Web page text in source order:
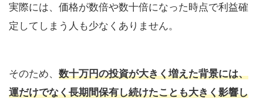
実際には、価格が数倍や数十倍になった時点で利益確
定してしまう人も少なくありません。
そのため、 数十万円の投資が大きく増えた背景には、
運だけでなく長期間保有し続けたことも大きく影響し